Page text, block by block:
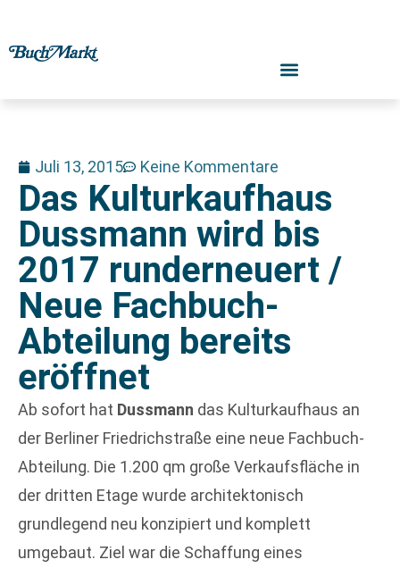
Juli 13, 2015 Keine Kommentare
Das Kulturkaufhaus
Dussmann wird bis
2017 runderneuert /
Neue Fachbuch-
Abteilung bereits
eröffnet
Ab sofort hat Dussmann das Kulturkaufhaus an
der Berliner Friedrichstraße eine neue Fachbuch-
Abteilung. Die 1.200 qm große Verkaufsfläche in
der dritten Etage wurde architektonisch
grundlegend neu konzipiert und komplett
umgebaut. Ziel war die Schaffung eines